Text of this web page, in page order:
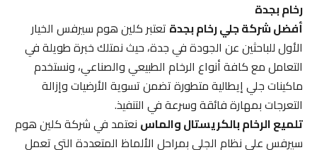
رخام بجدة
أفضل شركة جلي رخام بجدةتعتبر كلين هوم سيرفس الخيار
الأول للباحثين عن الجودة في جدة، حيث نمتلك خبرة طويلة في
التعامل مع كافة أنواع الرخام الطبيعي والصناعي، ونستخدم
ماكينات جلي إيطالية متطورة تضمن تسوية الأرضيات وإزالة
التعرجات بمهارة فائقة وسرعة في التنفيذ.
تلميع الرخام بالكريستال والماسنعتمد في شركة كلين هوم
سيرفس على نظام الجلي بمراحل الألماظ المتعددة التي تعمل